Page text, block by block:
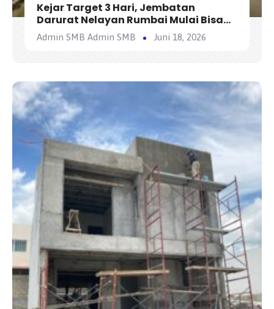
Kejar Target 3 Hari, Jembatan
Darurat Nelayan Rumbai Mulai Bisa
Dilewati Kendaraan Besok
Admin SMB Admin SMB Juni 18, 2026